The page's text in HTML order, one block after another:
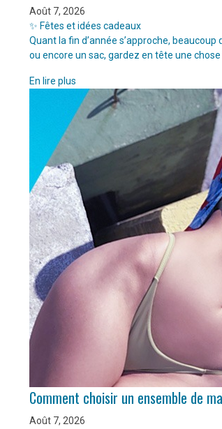
Août 7, 2026
✨ Fêtes et idées cadeaux
Quant la fin d’année s’approche,
ou encore un sac, gardez en tête une
En lire plus
Comment choisir un ensemble de
Août 7, 2026